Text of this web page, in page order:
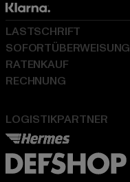
LOGISTIKPARTNER
LASTSCHRIFT
SOFORTÜBERWEISUNG
RATENKAUF
RECHNUNG